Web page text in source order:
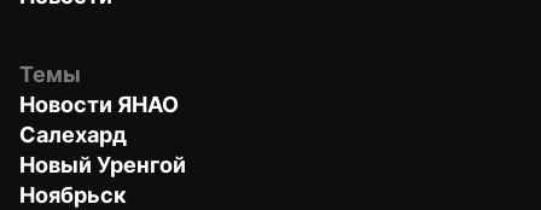
Темы
Новости ЯНАО
Салехард
Новый Уренгой
Ноябрьск